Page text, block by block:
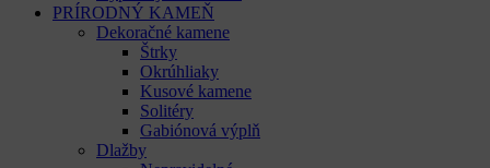
PRÍRODNÝ KAMEŇ
Dekoračné kamene
Štrky
Okrúhliaky
Kusové kamene
Solitéry
Gabiónová výplň
Dlažby